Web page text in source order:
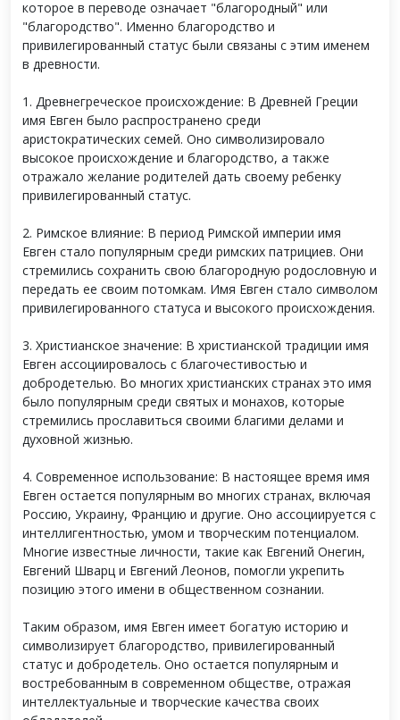
которое в переводе означает "благородный" или
"благородство". Именно благородство и
привилегированный статус были связаны с этим именем
в древности.
1. Древнегреческое происхождение: В Древней Греции
имя Евген было распространено среди
аристократических семей. Оно символизировало
высокое происхождение и благородство, а также
отражало желание родителей дать своему ребенку
привилегированный статус.
2. Римское влияние: В период Римской империи имя
Евген стало популярным среди римских патрициев. Они
стремились сохранить свою благородную родословную и
передать ее своим потомкам. Имя Евген стало символом
привилегированного статуса и высокого происхождения.
3. Христианское значение: В христианской традиции имя
Евген ассоциировалось с благочестивостью и
добродетелью. Во многих христианских странах это имя
было популярным среди святых и монахов, которые
стремились прославиться своими благими делами и
духовной жизнью.
4. Современное использование: В настоящее время имя
Евген остается популярным во многих странах, включая
Россию, Украину, Францию и другие. Оно ассоциируется с
интеллигентностью, умом и творческим потенциалом.
Многие известные личности, такие как Евгений Онегин,
Евгений Шварц и Евгений Леонов, помогли укрепить
позицию этого имени в общественном сознании.
Таким образом, имя Евген имеет богатую историю и
символизирует благородство, привилегированный
статус и добродетель. Оно остается популярным и
востребованным в современном обществе, отражая
интеллектуальные и творческие качества своих